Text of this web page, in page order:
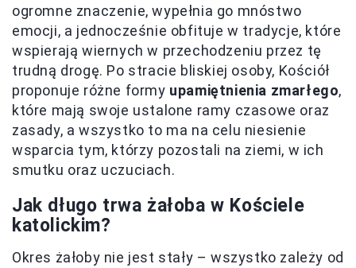
ogromne znaczenie, wypełnia go mnóstwo
emocji, a jednocześnie obfituje w tradycje, które
wspierają wiernych w przechodzeniu przez tę
trudną drogę. Po stracie bliskiej osoby, Kościół
proponuje różne formy upamiętnienia zmarłego,
które mają swoje ustalone ramy czasowe oraz
zasady, a wszystko to ma na celu niesienie
wsparcia tym, którzy pozostali na ziemi, w ich
smutku oraz uczuciach.
Jak długo trwa żałoba w Kościele
katolickim?
Okres żałoby nie jest stały – wszystko zależy od